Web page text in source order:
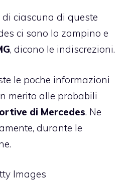
ciascuna di queste
ci sono lo zampino e
, dicono le indiscrezioni.
le poche informazioni
merito alle probabili
di Mercedes. Ne
durante le
Images